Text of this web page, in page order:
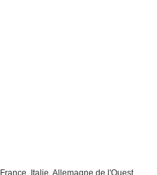
France Italie Allemagne de l'Ouest